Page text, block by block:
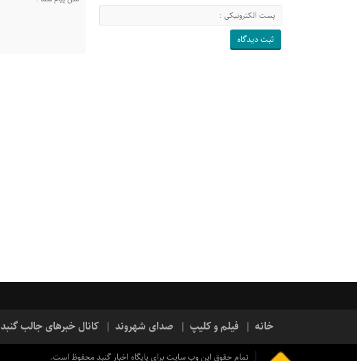
خانه فیلم و کلیپ صدای شهروند کانال خبرهای جالب گنبد
تمام حقوق این وب سایت برای پایگاه اخبار گنبد محفوظ است.